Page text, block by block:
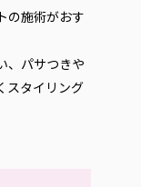
の施術がおす
、パサつきや
スタイリング